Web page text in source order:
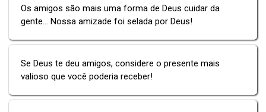
Os amigos são mais uma forma de Deus cuidar da
gente... Nossa amizade foi selada por Deus!
Se Deus te deu amigos, considere o presente mais
valioso que você poderia receber!